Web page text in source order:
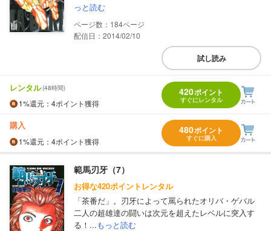
っと読む
184
配信日：2014/02/10
試し読み
レンタル(48時間)
1%還元 ：4ポイント獲得
420ポイント
すぐにレンタル
購入
1%還元 ：4ポイント獲得
480ポイント
すぐに購入
範馬刃牙（7）
お得な420ポイントレンタル
「茶番だ」。刃牙によって罵られたオリバ・ゲバル
二人の超雄達の闘いは次元を超えたレベルに突入す
る！...もっと読む